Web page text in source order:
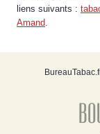
liens suivants :
Amand.